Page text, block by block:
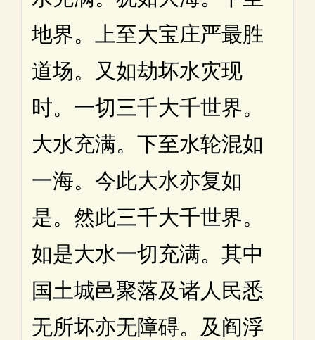
地界。上至大宝庄严最胜
道场。又如劫坏水灾现
时。一切三千大千世界。
大水充满。下至水轮混如
一海。今此大水亦复如
是。然此三千大千世界。
如是大水一切充满。其中
国土城邑聚落及诸人民悉
无所坏亦无障碍。及阎浮